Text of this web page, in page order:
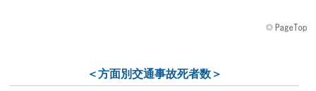
＜方面別交通事故死者数＞